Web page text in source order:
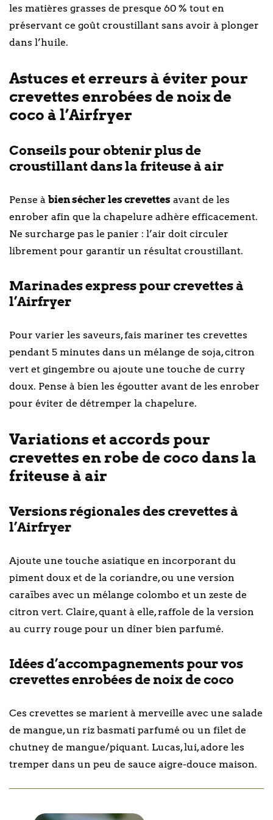
les matières grasses de presque 60 % tout en
préservant ce goût croustillant sans avoir à plonger
dans l’huile.
Astuces et erreurs à éviter pour
crevettes enrobées de noix de
coco à l’Airfryer
Conseils pour obtenir plus de
croustillant dans la friteuse à air
Pense à bien sécher les crevettes avant de les
enrober afin que la chapelure adhère efficacement.
Ne surcharge pas le panier : l’air doit circuler
librement pour garantir un résultat croustillant.
Marinades express pour crevettes à
l’Airfryer
Pour varier les saveurs, fais mariner tes crevettes
pendant 5 minutes dans un mélange de soja, citron
vert et gingembre ou ajoute une touche de curry
doux. Pense à bien les égoutter avant de les enrober
pour éviter de détremper la chapelure.
Variations et accords pour
crevettes en robe de coco dans la
friteuse à air
Versions régionales des crevettes à
l’Airfryer
Ajoute une touche asiatique en incorporant du
piment doux et de la coriandre, ou une version
caraïbes avec un mélange colombo et un zeste de
citron vert. Claire, quant à elle, raffole de la version
au curry rouge pour un dîner bien parfumé.
Idées d’accompagnements pour vos
crevettes enrobées de noix de coco
Ces crevettes se marient à merveille avec une salade
de mangue, un riz basmati parfumé ou un filet de
chutney de mangue/piquant. Lucas, lui, adore les
tremper dans un peu de sauce aigre-douce maison.